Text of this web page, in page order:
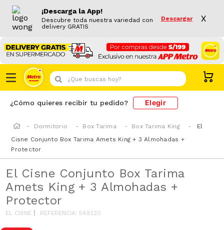
¡Descarga la App!
Descubre toda nuestra variedad con
delivery GRATIS
Descargar X
¿Que buscas hoy?
¿Cómo quieres recibir tu pedido? Elegir
Dormitorio Box Tarima Box Tarima King
El
Cisne Conjunto Box Tarima Amets King + 3 Almohadas +
Protector
El Cisne Conjunto Box Tarima
Amets King + 3 Almohadas +
Protector
EL CISNE REFERENCIA: 549220